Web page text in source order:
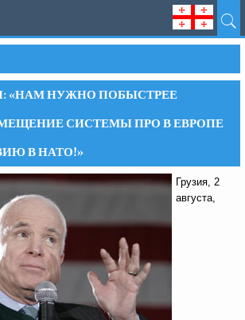
«НАМ НУЖНО ПОБЫСТРЕЕ
СИСТЕМЫ ПРО В ЕВРОПЕ
В НАТО!»
Грузия, 2
августа,